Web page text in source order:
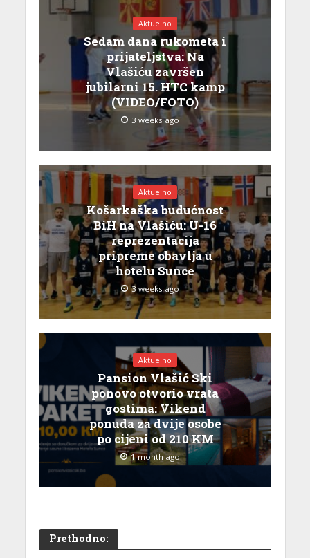
Aktuelno
Sedam dana rukometa i
prijateljstva: Na
Vlašiću završen
jubilarni 15. HTC kamp
(VIDEO/FOTO)
3 weeks ago
Aktuelno
Košarkaška budućnost
BiH na Vlašiću: U-16
reprezentacija
pripreme obavlja u
hotelu Sunce
3 weeks ago
Aktuelno
Pansion Vlašić Ski
ponovo otvorio vrata
gostima: Vikend
ponuda za dvije osobe
po cijeni od 210 KM
1 month ago
Prethodno: